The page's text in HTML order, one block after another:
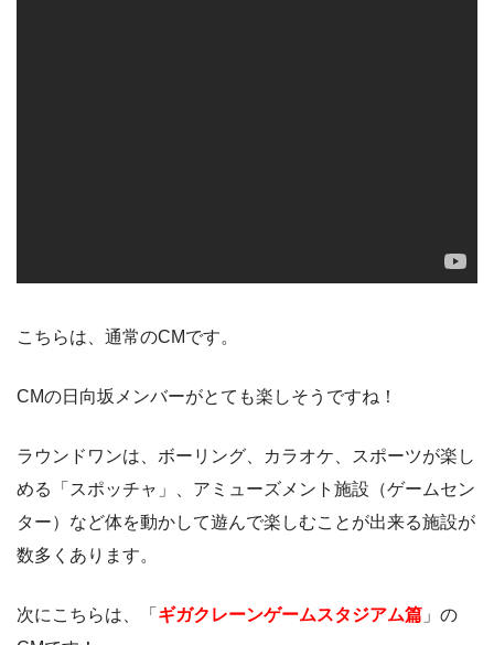
こちらは、通常のCMです。
CMの日向坂メンバーがとても楽しそうですね！
ラウンドワンは、ボーリング、カラオケ、スポーツが楽し
める「スポッチャ」、アミューズメント施設（ゲームセン
ター）など体を動かして遊んで楽しむことが出来る施設が
数多くあります。
次にこちらは、「 ギガクレーンゲームスタジアム篇 」の